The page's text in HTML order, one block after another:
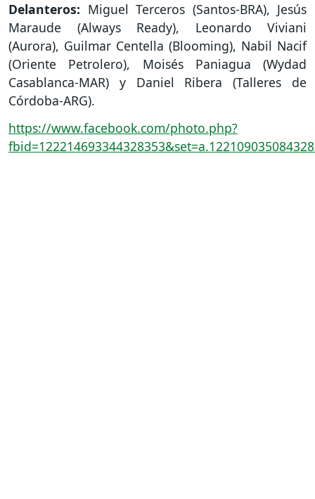
Delanteros: Miguel Terceros (Santos-BRA), Jesús
Maraude (Always Ready), Leonardo Viviani
(Aurora), Guilmar Centella (Blooming), Nabil Nacif
(Oriente Petrolero), Moisés Paniagua (Wydad
Casablanca-MAR) y Daniel Ribera (Talleres de
Córdoba-ARG).
https://www.facebook.com/photo.php?